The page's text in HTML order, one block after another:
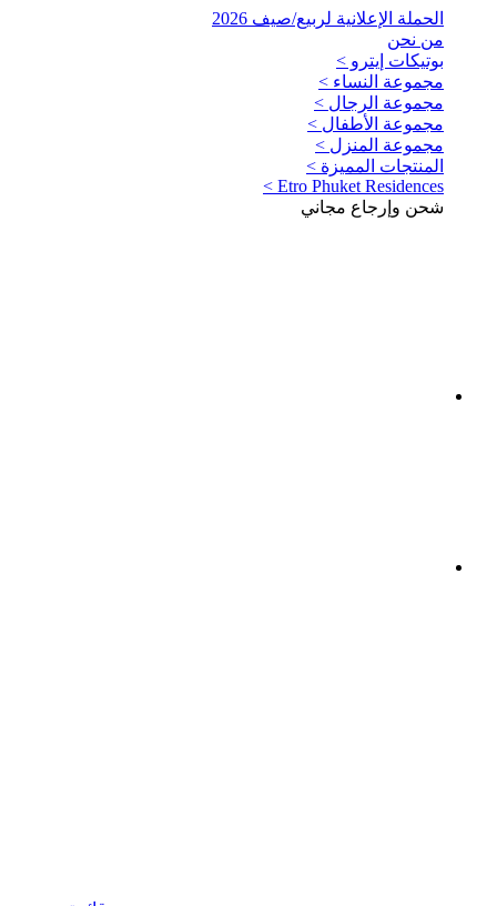
الحملة الإعلانية لربيع/صيف 2026
من نحن
بوتيكات إيترو >
مجموعة النساء >
مجموعة الرجال >
مجموعة الأطفال >
مجموعة المنزل >
المنتجات المميزة >
Etro Phuket Residences >
شحن وإرجاع مجاني